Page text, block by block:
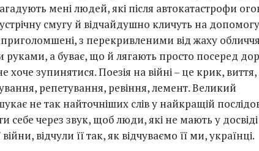
мені людей, які після автокатастрофи
смугу й відчайдушно кличуть на
приголомшені, з перекривленими від жаху
руками, а буває, що й лягають просто посеред
хоче зупинятися. Поезія на війні – це крик, виття,
репетування, ревіння, лемент. Великий
не так найточніших слів у найкращій
себе через звук, щоб люди, які не мають у досвіді
відчули її так, як відчуваємо її ми, українці.